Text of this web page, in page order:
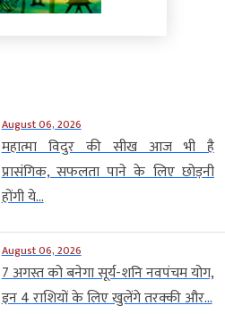
August 06, 2026
महात्मा विदुर की सीख आज भी है
प्रासंगिक, सफलता पाने के लिए छोड़नी
होंगी ये...
August 06, 2026
7 अगस्त को बनेगा सूर्य-शनि नवपंचम योग,
इन 4 राशियों के लिए खुलेंगे तरक्की और...